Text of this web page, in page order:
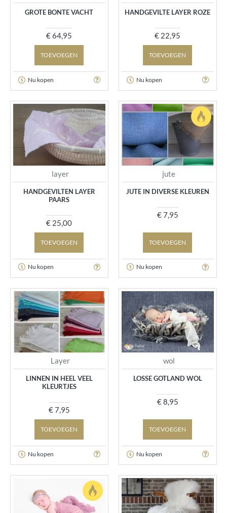
GROTE BONTE VACHT
€ 64,95
TOEVOEGEN
Nu kopen
HANDGEVILTE LAYER ROZE
€ 22,95
TOEVOEGEN
Nu kopen
layer
HANDGEVILTEN LAYER
PAARS
€ 25,00
TOEVOEGEN
Nu kopen
jute
JUTE IN DIVERSE KLEUREN
€ 7,95
TOEVOEGEN
Nu kopen
Layer
LINNEN IN HEEL VEEL
KLEURTJES
€ 7,95
TOEVOEGEN
Nu kopen
wol
LOSSE GOTLAND WOL
€ 8,95
TOEVOEGEN
Nu kopen